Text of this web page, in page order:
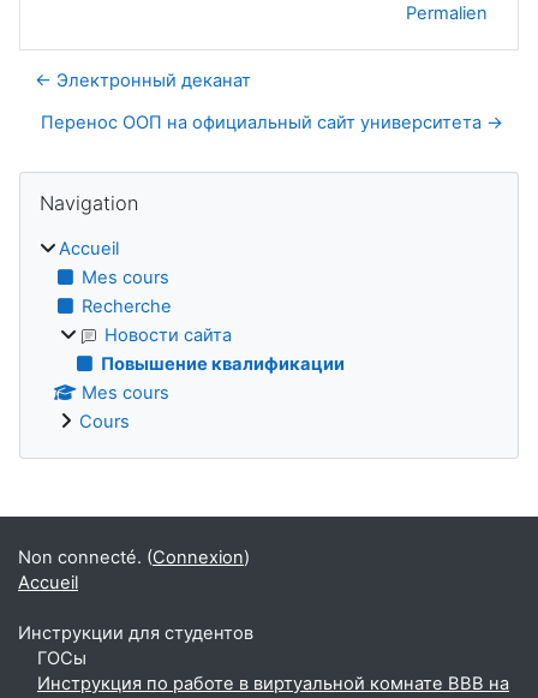
Permalien
← Электронный деканат
Перенос ООП на официальный сайт университета →
Navigation
Accueil
Mes cours
Recherche
Новости сайта
Повышение квалификации
Mes cours
Cours
Blocs supplémentaires
Non connecté. (Connexion)
Accueil
Инструкции для студентов
ГОСы
Инструкция по работе в виртуальной комнате BBB на